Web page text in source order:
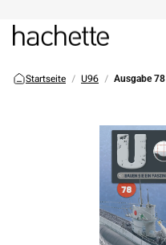
Startseite U96 Ausgabe 78